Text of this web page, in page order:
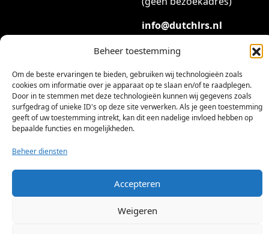
Beheer toestemming
Om de beste ervaringen te bieden, gebruiken wij technologieën zoals
cookies om informatie over je apparaat op te slaan en/of te raadplegen.
Door in te stemmen met deze technologieën kunnen wij gegevens zoals
surfgedrag of unieke ID's op deze site verwerken. Als je geen toestemming
geeft of uw toestemming intrekt, kan dit een nadelige invloed hebben op
bepaalde functies en mogelijkheden.
Beheer diensten
Accepteren
Weigeren
info@dutchlrs.nl
Btw-id: NL867424114B01
©2026 Dutch LRS